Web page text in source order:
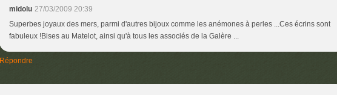
midolu 27/03/2009 20:39
Superbes joyaux des mers, parmi d'autres bijoux comme les anémones à perles ...Ces écrins sont
fabuleux !Bises au Matelot, ainsi qu'à tous les associés de la Galère ...
Répondre